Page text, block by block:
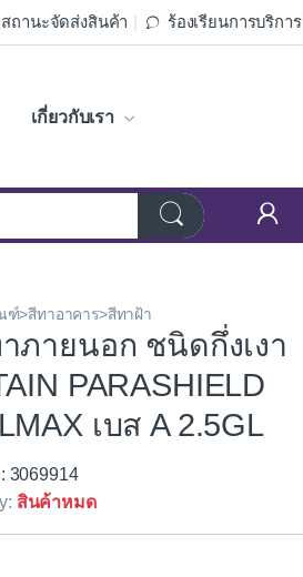
สถานะจัดส่งสินค้า ร้องเรียนการบริการ
เกี่ยวกับเรา
ฑ์>สีทาอาคาร>สีทาฝ้า
ภายนอก ชนิดกึ่งเงา
PARASHIELD
เบส A 2.5GL
3069914
สินค้าหมด